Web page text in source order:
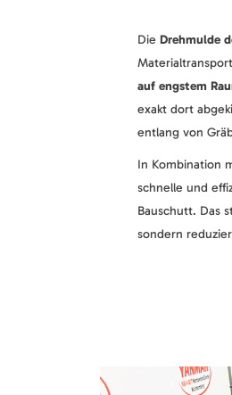
Die Drehmulde
auf engstem
exakt dort
entlang von
In Kombination
schnelle und
Bauschutt. Das
sondern